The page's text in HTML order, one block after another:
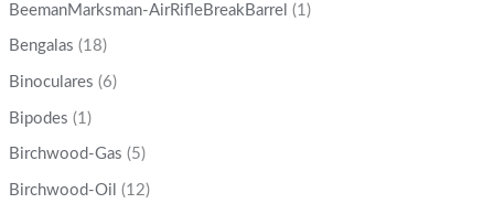
BeemanMarksman-AirRifleBreakBarrel (1)
Bengalas (18)
Binoculares (6)
Bipodes (1)
Birchwood-Gas (5)
Birchwood-Oil (12)